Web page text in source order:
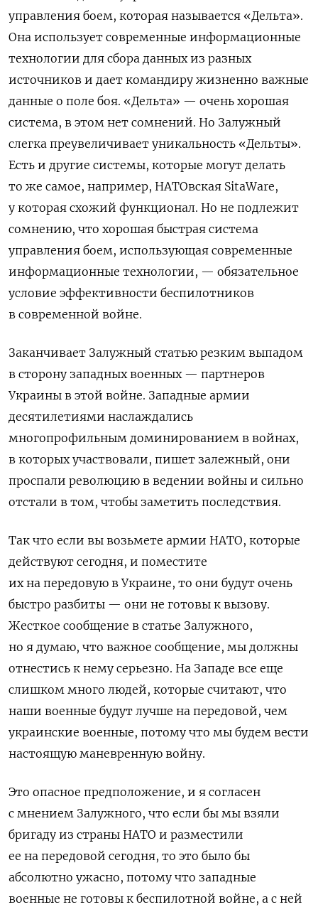
управления боем, которая называется «Дельта».
Она использует современные информационные
технологии для сбора данных из разных
источников и дает командиру жизненно важные
данные о поле боя. «Дельта» — очень хорошая
система, в этом нет сомнений. Но Залужный
слегка преувеличивает уникальность «Дельты».
Есть и другие системы, которые могут делать
то же самое, например, НАТОвская SitaWare,
у которая схожий функционал. Но не подлежит
сомнению, что хорошая быстрая система
управления боем, использующая современные
информационные технологии, — обязательное
условие эффективности беспилотников
в современной войне.
Заканчивает Залужный статью резким выпадом
в сторону западных военных — партнеров
Украины в этой войне. Западные армии
десятилетиями наслаждались
многопрофильным доминированием в войнах,
в которых участвовали, пишет залежный, они
проспали революцию в ведении войны и сильно
отстали в том, чтобы заметить последствия.
Так что если вы возьмете армии НАТО, которые
действуют сегодня, и поместите
их на передовую в Украине, то они будут очень
быстро разбиты — они не готовы к вызову.
Жесткое сообщение в статье Залужного,
но я думаю, что важное сообщение, мы должны
отнестись к нему серьезно. На Западе все еще
слишком много людей, которые считают, что
наши военные будут лучше на передовой, чем
украинские военные, потому что мы будем вести
настоящую маневренную войну.
Это опасное предположение, и я согласен
с мнением Залужного, что если бы мы взяли
бригаду из страны НАТО и разместили
ее на передовой сегодня, то это было бы
абсолютно ужасно, потому что западные
военные не готовы к беспилотной войне, а с ней